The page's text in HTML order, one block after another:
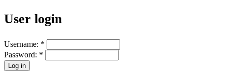
User login
Username: *
Password: *